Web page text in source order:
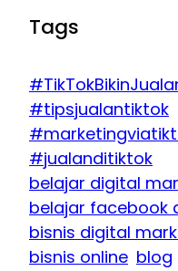
Tags
#tipsjualantiktok
#jualanditiktok
belajar digital
belajar facebook
bisnis digital
bisnis online blog